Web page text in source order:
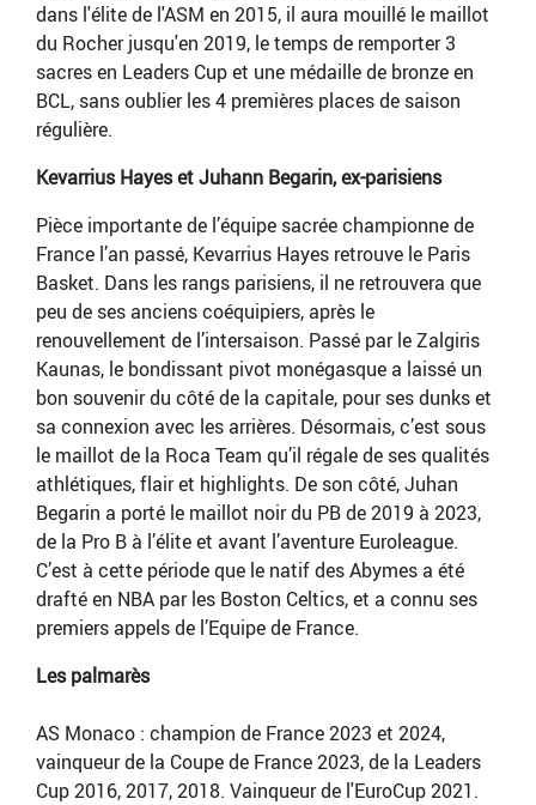
dans l'élite de l'ASM en 2015, il aura mouillé le maillot
du Rocher jusqu'en 2019, le temps de remporter 3
sacres en Leaders Cup et une médaille de bronze en
BCL, sans oublier les 4 premières places de saison
régulière.
Kevarrius Hayes et Juhann Begarin, ex-parisiens
Pièce importante de l’équipe sacrée championne de
France l’an passé, Kevarrius Hayes retrouve le Paris
Basket. Dans les rangs parisiens, il ne retrouvera que
peu de ses anciens coéquipiers, après le
renouvellement de l’intersaison. Passé par le Zalgiris
Kaunas, le bondissant pivot monégasque a laissé un
bon souvenir du côté de la capitale, pour ses dunks et
sa connexion avec les arrières. Désormais, c’est sous
le maillot de la Roca Team qu’il régale de ses qualités
athlétiques, flair et highlights. De son côté, Juhan
Begarin a porté le maillot noir du PB de 2019 à 2023,
de la Pro B à l’élite et avant l’aventure Euroleague.
C’est à cette période que le natif des Abymes a été
drafté en NBA par les Boston Celtics, et a connu ses
premiers appels de l’Equipe de France.
Les palmarès
AS Monaco : champion de France 2023 et 2024,
vainqueur de la Coupe de France 2023, de la Leaders
Cup 2016, 2017, 2018. Vainqueur de l'EuroCup 2021.